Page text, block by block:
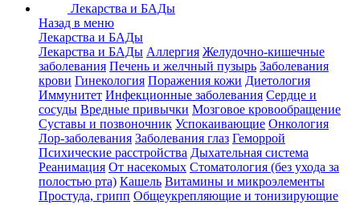
Лекарства и БАДы
Назад в меню
Лекарства и БАДы
Лекарства и БАДы Аллергия Желудочно-кишечные
заболевания Печень и желчный пузырь Заболевания
крови Гинекология Поражения кожи Диетология
Иммунитет Инфекционные заболевания Сердце и
сосуды Вредные привычки Мозговое кровообращение
Суставы и позвоночник Успокаивающие Онкология
Лор-заболевания Заболевания глаз Геморрой
Психические расстройства Дыхательная система
Реанимация От насекомых Стоматология (без ухода за
полостью рта) Кашель Витамины и микроэлементы
Простуда, грипп Общеукрепляющие и тонизирующие